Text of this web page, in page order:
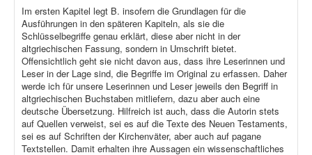
Im ersten Kapitel legt B. insofern die Grundlagen für die
Ausführungen in den späteren Kapiteln, als sie die
Schlüsselbegriffe genau erklärt, diese aber nicht in der
altgriechischen Fassung, sondern in Umschrift bietet.
Offensichtlich geht sie nicht davon aus, dass ihre Leserinnen und
Leser in der Lage sind, die Begriffe im Original zu erfassen. Daher
werde ich für unsere Leserinnen und Leser jeweils den Begriff in
altgriechischen Buchstaben mitliefern, dazu aber auch eine
deutsche Übersetzung. Hilfreich ist auch, dass die Autorin stets
auf Quellen verweist, sei es auf die Texte des Neuen Testaments,
sei es auf Schriften der Kirchenväter, aber auch auf pagane
Textstellen. Damit erhalten ihre Aussagen ein wissenschaftliches